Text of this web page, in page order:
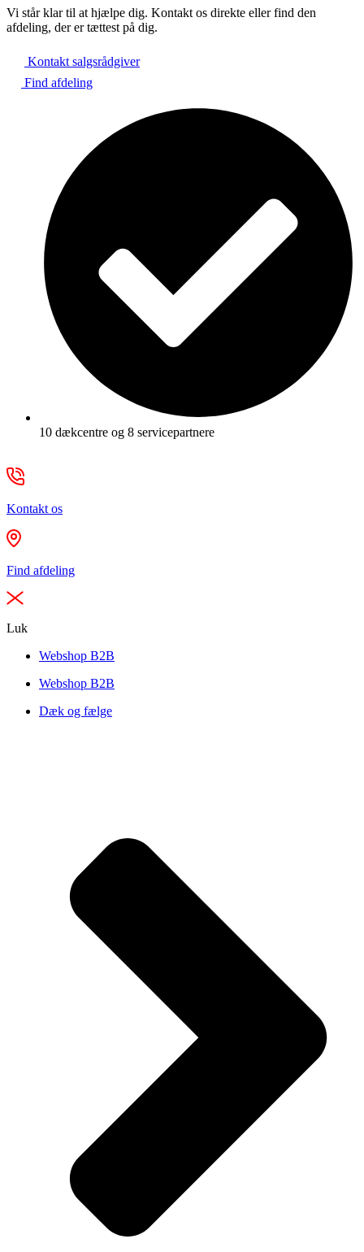
Vi står klar til at hjælpe dig. Kontakt os direkte eller find den
afdeling, der er tættest på dig.
Kontakt salgsrådgiver
Find afdeling
10 dækcentre og 8 servicepartnere
Kontakt os
Find afdeling
Luk
Webshop B2B
Webshop B2B
Dæk og fælge